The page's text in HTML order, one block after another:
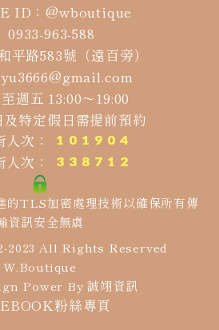
ID：@wboutique
0933-963-588
平路583號（遠百旁）
週五 13:00～19:00
特定假日需提前預約
次：
次：
的TLS加密處理技術以確保所有傳
資訊安全無虞
2023 All Rights Reserved
W.Boutique
Power By誠翊資訊
粉絲專頁